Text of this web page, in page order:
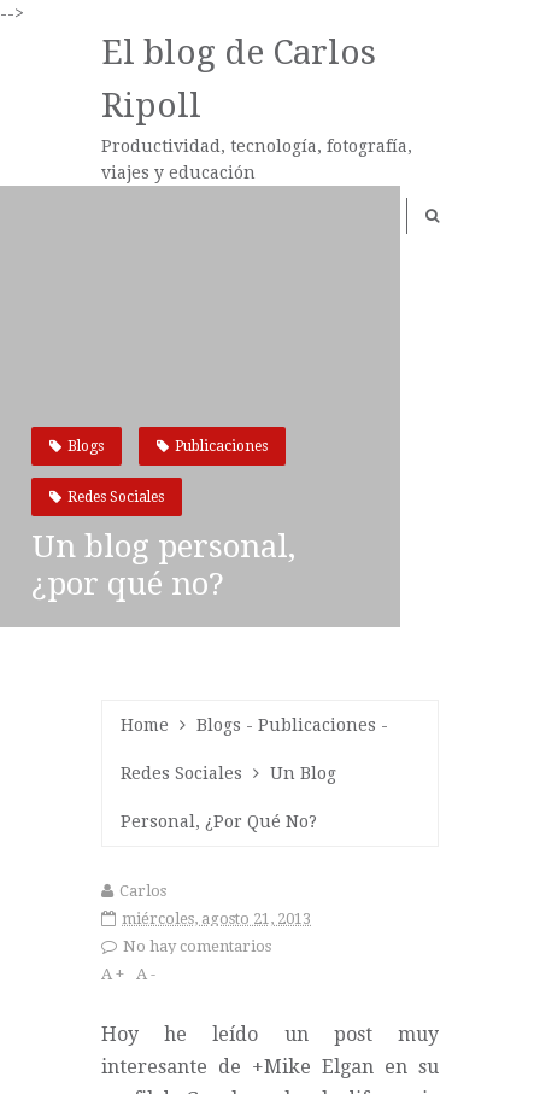
-->
El blog de Carlos
Ripoll
Productividad, tecnología, fotografía,
viajes y educación
Blogs Publicaciones
Redes Sociales
Un blog personal,
¿por qué no?
Home Blogs - Publicaciones -
Redes Sociales Un Blog
Personal, ¿por Qué No?
Carlos
miércoles, agosto 21, 2013
No hay comentarios
A +
A -
Hoy he leído un postmuy
interesante de +Mike Elgan en su